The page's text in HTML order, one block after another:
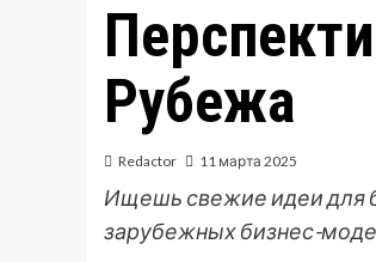
Рубежа
Redactor 11 марта 2025
Ищешь свежие идеи для
зарубежных бизнес-